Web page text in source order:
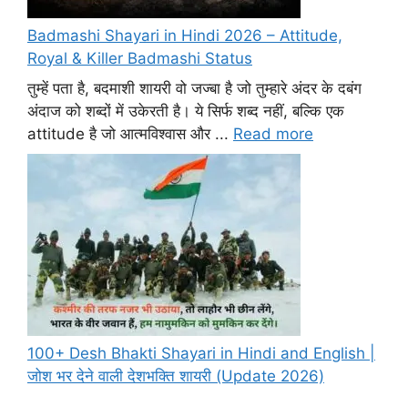
Badmashi Shayari in Hindi 2026 – Attitude,
Royal & Killer Badmashi Status
तुम्हें पता है, बदमाशी शायरी वो जज्बा है जो तुम्हारे अंदर के दबंग
अंदाज को शब्दों में उकेरती है। ये सिर्फ शब्द नहीं, बल्कि एक
attitude है जो आत्मविश्वास और ... Read more
100+ Desh Bhakti Shayari in Hindi and English |
जोश भर देने वाली देशभक्ति शायरी (Update 2026)